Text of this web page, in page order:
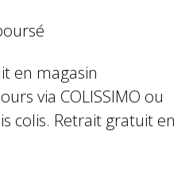
en magasin
via COLISSIMO ou
colis. Retrait gratuit en